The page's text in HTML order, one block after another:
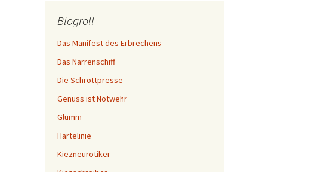
Blogroll
Das Manifest des Erbrechens
Das Narrenschiff
Die Schrottpresse
Genuss ist Notwehr
Glumm
Hartelinie
Kiezneurotiker